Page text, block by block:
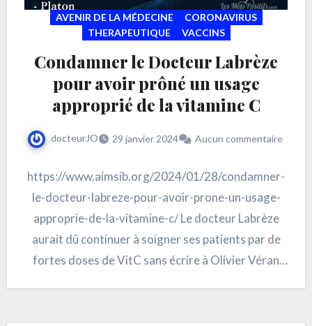
AVENIR DE LA MÉDECINE
CORONAVIRUS
THERAPEUTIQUE
VACCINS
Condamner le Docteur Labrèze
pour avoir prôné un usage
approprié de la vitamine C
docteurJO 29 janvier 2024 Aucun commentaire
https://www.aimsib.org/2024/01/28/condamner-
le-docteur-labreze-pour-avoir-prone-un-usage-
approprie-de-la-vitamine-c/ Le docteur Labrèze
aurait dû continuer à soigner ses patients par de
fortes doses de VitC sans écrire à Olivier Véran